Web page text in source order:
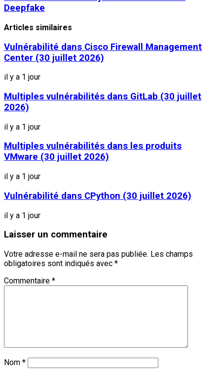
Deepfake
Articles similaires
Vulnérabilité dans Cisco Firewall Management
Center (30 juillet 2026)
il y a 1 jour
Multiples vulnérabilités dans GitLab (30 juillet
2026)
il y a 1 jour
Multiples vulnérabilités dans les produits
VMware (30 juillet 2026)
il y a 1 jour
Vulnérabilité dans CPython (30 juillet 2026)
il y a 1 jour
Laisser un commentaire
Votre adresse e-mail ne sera pas publiée. Les champs
obligatoires sont indiqués avec *
Commentaire *
Nom *